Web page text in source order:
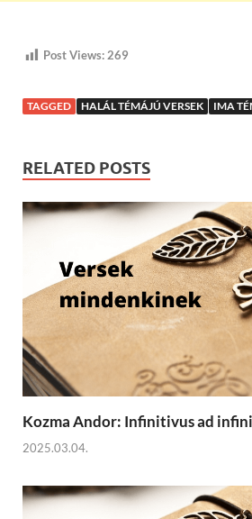
Post Views: 269
TAGGED HALÁL TÉMÁJÚ VERSEK IMA
RELATED POSTS
Kozma Andor: Infinitivus ad
2025.03.04.